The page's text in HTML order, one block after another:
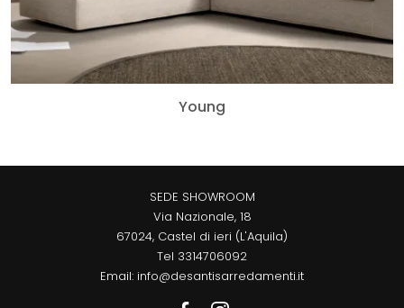
Young
SEDE SHOWROOM
Via Nazionale, 18
67024, Castel di ieri (L'Aquila)
Tel 3314706092
Email: info@desantisarredamenti.it